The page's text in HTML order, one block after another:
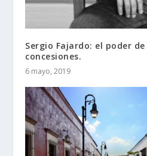
Sergio Fajardo: el poder
concesiones.
6 mayo, 2019